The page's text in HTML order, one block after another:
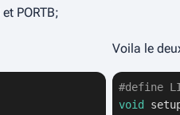
et PORTB;
Voila le
#define
void